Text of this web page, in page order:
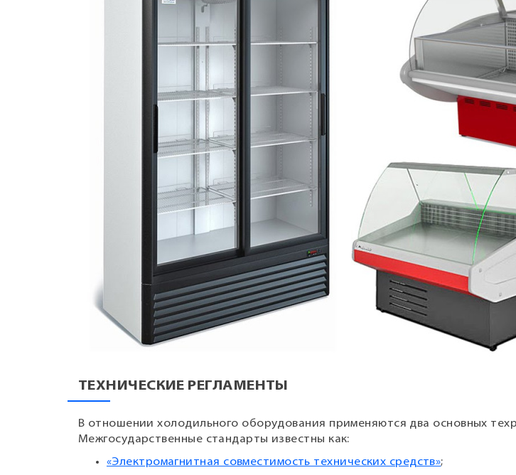
ТЕХНИЧЕСКИЕ РЕГЛАМЕНТЫ
В отношении холодильного оборудования применяются два основных
Межгосударственные стандарты известны как:
«Электромагнитная совместимость технических средств»;